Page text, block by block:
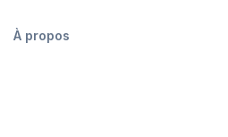
À propos